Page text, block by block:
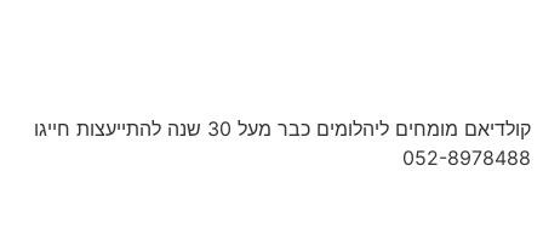
קולדיאם מומחים ליהלומים כבר מעל 30 שנה להתייעצות חייגו
052-8978488